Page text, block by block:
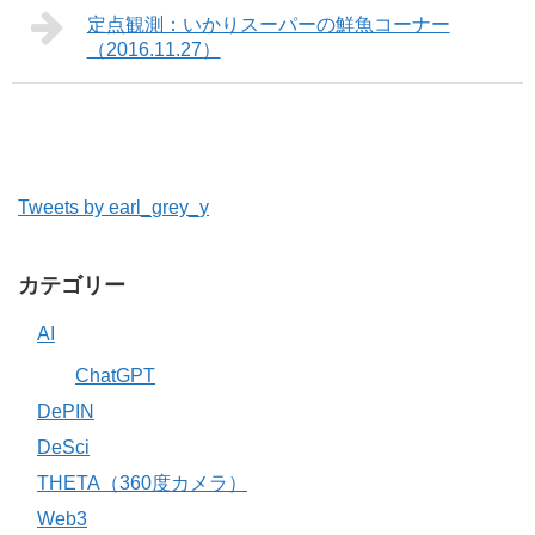
定点観測：いかりスーパーの鮮魚コーナー
（2016.11.27）
Tweets by earl_grey_y
カテゴリー
AI
ChatGPT
DePIN
DeSci
THETA（360度カメラ）
Web3